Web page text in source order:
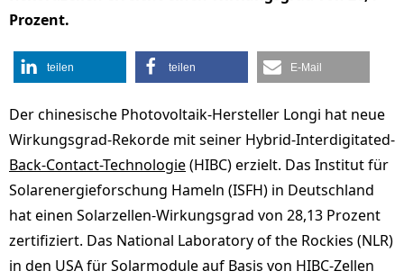
Prozent.
teilen teilen E-Mail
Der chinesische Photovoltaik-Hersteller Longi hat neue
Wirkungsgrad-Rekorde mit seiner Hybrid-Interdigitated-
Back-Contact-Technologie(HIBC) erzielt. Das Institut für
Solarenergieforschung Hameln (ISFH) in Deutschland
hat einen Solarzellen-Wirkungsgrad von 28,13 Prozent
zertifiziert. Das National Laboratory of the Rockies (NLR)
in den USA für Solarmodule auf Basis von HIBC-Zellen